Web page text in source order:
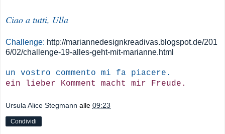
Ciao a tutti, Ulla
Challenge: http://mariannedesignkreadivas.blogspot.de/201
6/02/challenge-19-alles-geht-mit-marianne.html
un vostro commento mi fa piacere.
ein lieber Komment macht mir Freude.
Ursula Alice Stegmann alle 09:23
Condividi